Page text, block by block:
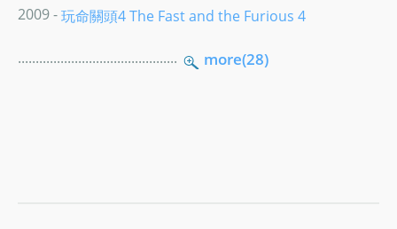
2009 -玩命關頭4 The Fast and the Furious 4
............................................. more(28)